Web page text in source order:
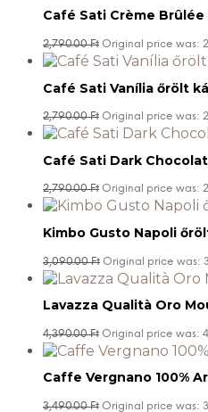
Café Sati Crème
2,790.00Ft Original price was:
Café Sati Vanília őrölt
2,790.00Ft Original price was:
Café Sati Dark
2,790.00Ft Original price was:
Kimbo Gusto Napoli
3,090.00Ft Original price was:
Lavazza Qualità Oro
4,390.00Ft Original price was:
Caffe Vergnano 100%
3,490.00Ft Original price was: